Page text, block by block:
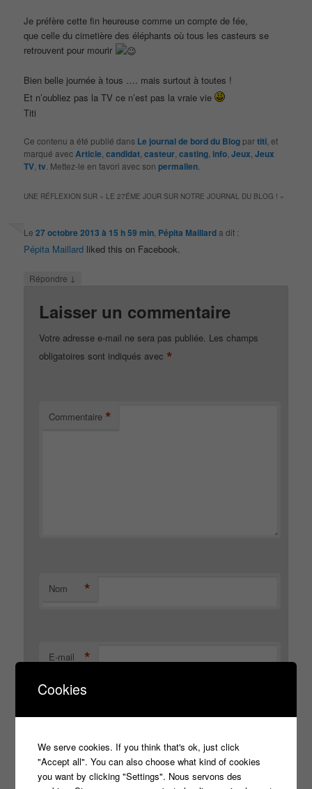
Je préfère cette fin heureuse comme un compte de fée,
que celle du cimetière des éléphants où tous les casteurs se
retrouvent pour mourir
Bien belle journée à tous …. mais surtout à toutes !
Et n’oubliez pas la TV ce n’est pas la vraie vie
Titi
Ce contenu a été publié dans Le journal de bord du Blog partiti , et
marqué avecArticle ,candidat ,casteur ,casting info ,Jeux ,Jeux
TV ,tv . Mettez-le en favori avec sonpermalien
UNE RÉFLEXION SUR « LE 27ÉME JOUR SUR NOTRE JOURNAL DU BLOG ! »
Le27 octobre 2013 à 15 h 59 min Pépita Maillarda dit :
Pépita Maillard liked this on Facebook.
Répondre ↓
Laisser un commentaire
Votre adresse e-mail ne sera pas publiée. Les champs
obligatoires sont indiqués avec *
Commentaire *
Nom *
E-mail *
Cookies
We serve cookies. If you think that's ok, just click
"Accept all". You can also choose what kind of cookies
you want by clicking "Settings". Nous servons des